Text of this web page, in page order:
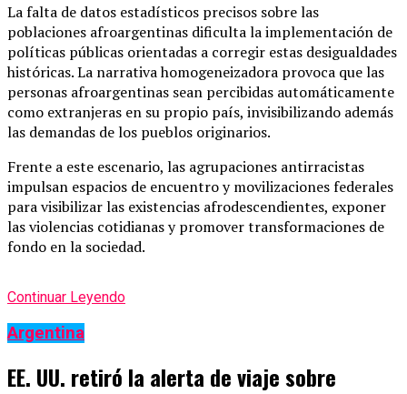
La falta de datos estadísticos precisos sobre las
poblaciones afroargentinas dificulta la implementación de
políticas públicas orientadas a corregir estas desigualdades
históricas. La narrativa homogeneizadora provoca que las
personas afroargentinas sean percibidas automáticamente
como extranjeras en su propio país, invisibilizando además
las demandas de los pueblos originarios.
Frente a este escenario, las agrupaciones antirracistas
impulsan espacios de encuentro y movilizaciones federales
para visibilizar las existencias afrodescendientes, exponer
las violencias cotidianas y promover transformaciones de
fondo en la sociedad.
Continuar Leyendo
Argentina
EE. UU. retiró la alerta de viaje sobre